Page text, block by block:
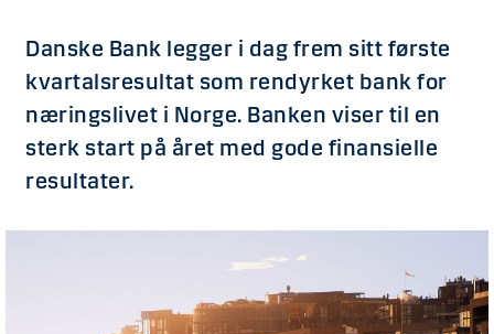
Danske Bank legger i dag frem sitt første
kvartalsresultat som rendyrket bank for
næringslivet i Norge. Banken viser til en
sterk start på året med gode finansielle
resultater.